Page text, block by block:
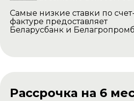
Рассрочка на 6
Самые низкие ставки по счет-
фактуре предоставляет
Беларусбанк и